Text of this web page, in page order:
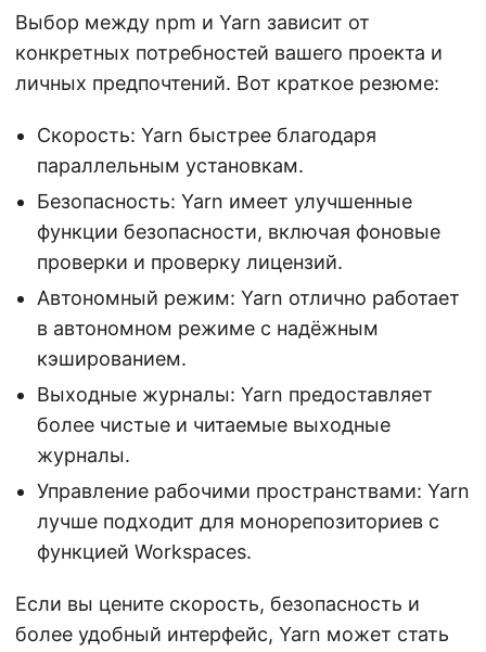
Выбор между npm и Yarn зависит от
конкретных потребностей вашего проекта и
личных предпочтений. Вот краткое резюме:
Скорость: Yarn быстрее благодаря
параллельным установкам.
Безопасность: Yarn имеет улучшенные
функции безопасности, включая фоновые
проверки и проверку лицензий.
Автономный режим: Yarn отлично работает
в автономном режиме с надёжным
кэшированием.
Выходные журналы: Yarn предоставляет
более чистые и читаемые выходные
журналы.
Управление рабочими пространствами: Yarn
лучше подходит для монорепозиториев с
функцией Workspaces.
Если вы цените скорость, безопасность и
более удобный интерфейс, Yarn может стать